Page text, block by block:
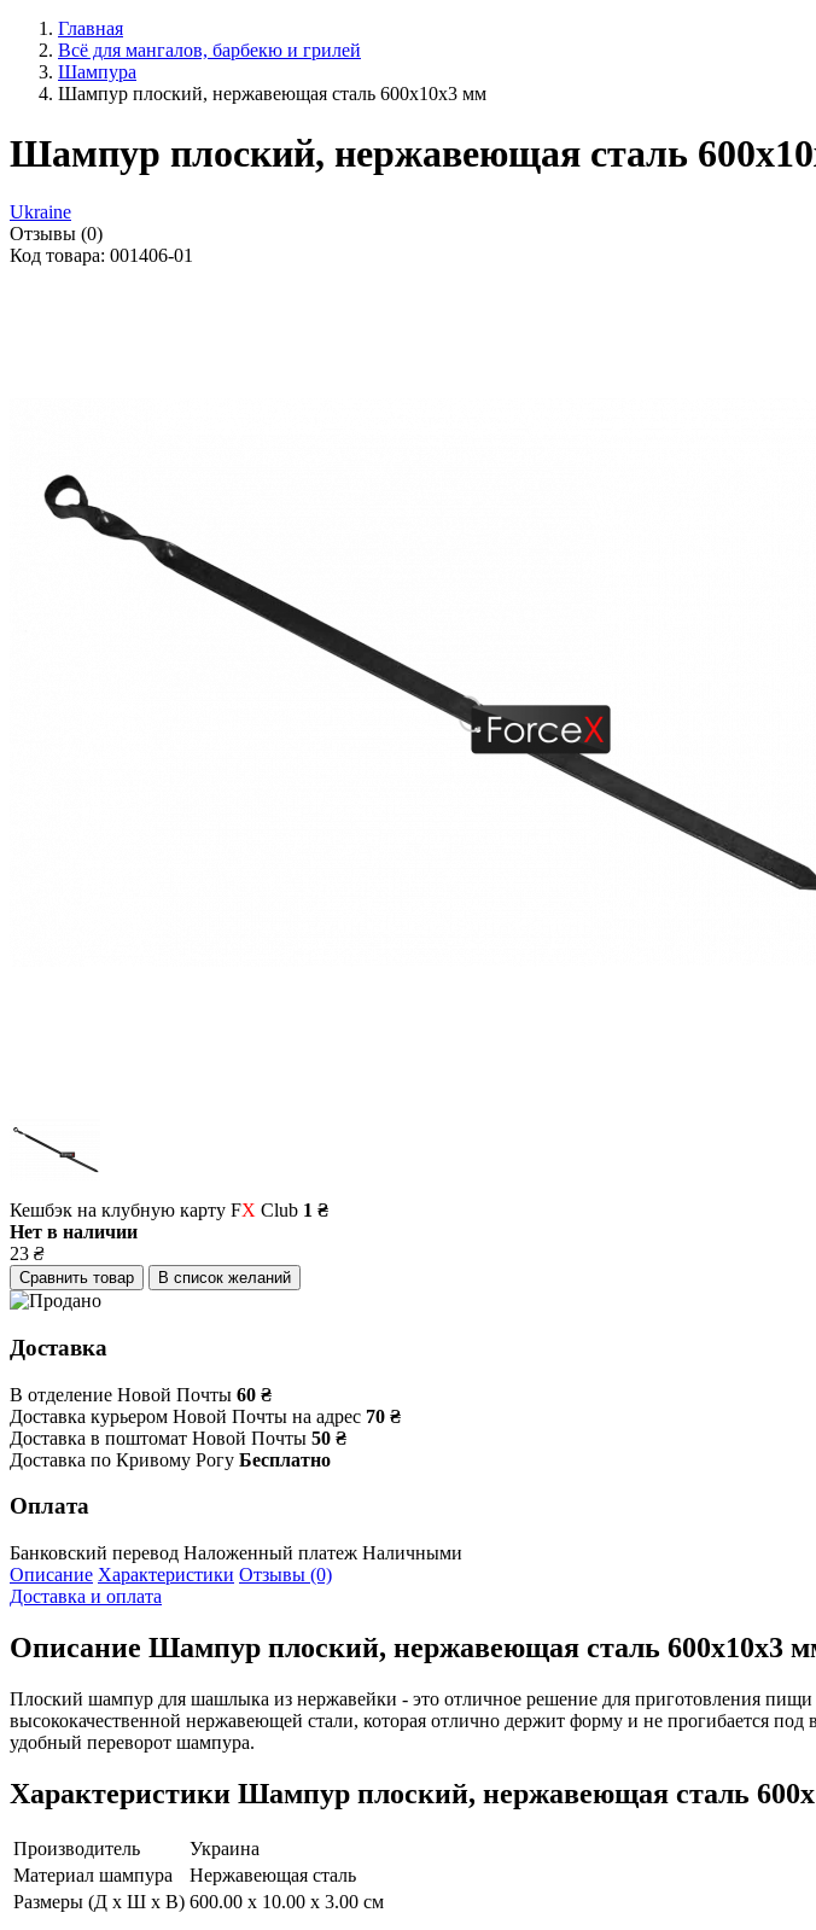
Главная
Всё для мангалов, барбекю и грилей
Шампура
Шампур плоский, нержавеющая сталь 600x10x3 мм
Шампур плоский, нержавеющая сталь
Ukraine
Отзывы (0)
Код товара: 001406-01
Кешбэк на клубную карту FX Club 1 ₴
Нет в наличии
23 ₴
Сравнить товар В список желаний
Доставка
В отделение Новой Почты 60 ₴
Доставка курьером Новой Почты на адрес 70 ₴
Доставка в поштомат Новой Почты 50 ₴
Доставка по Кривому Рогу Бесплатно
Оплата
Банковский перевод Наложенный платеж Наличными
Описание Характеристики Отзывы (0)
Доставка и оплата
Описание Шампур плоский, нержавеющая сталь 600x10x3
Плоский шампур для шашлыка из нержавейки - это отличное решение для приготовления
высококачественной нержавеющей стали, которая отлично держит форму и не прогибается
удобный переворот шампура.
Характеристики Шампур плоский, нержавеющая сталь
Производитель
Украина
Материал шампура
Нержавеющая сталь
Размеры (Д х Ш х В) 600.00 x 10.00 x 3.00 см